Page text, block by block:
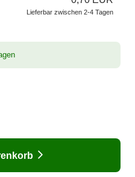
Lieferbar zwischen 2-4 Tagen